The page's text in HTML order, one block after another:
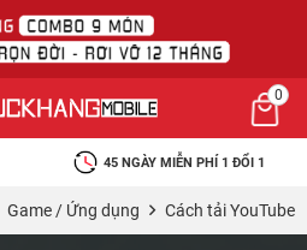
0
45 NGÀY MIỄN PHÍ 1 ĐỔI 1
Game / Ứng dụng Cách tải YouTube